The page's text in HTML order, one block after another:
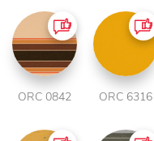
ORC 0842 ORC 6316